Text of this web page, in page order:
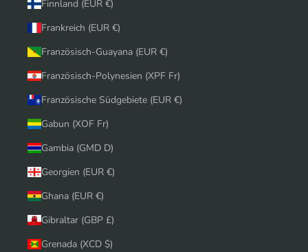
Finnland (EUR €)
Frankreich (EUR €)
Französisch-Guayana (EUR €)
Französisch-Polynesien (XPF Fr)
Französische Südgebiete (EUR €)
Gabun (XOF Fr)
Gambia (GMD D)
Georgien (EUR €)
Ghana (EUR €)
Gibraltar (GBP £)
Grenada (XCD $)